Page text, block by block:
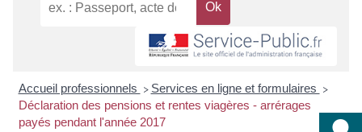
Accueil professionnels > Services en ligne et formulaires >
Déclaration des pensions et rentes viagères - arrérages
payés pendant l'année 2017